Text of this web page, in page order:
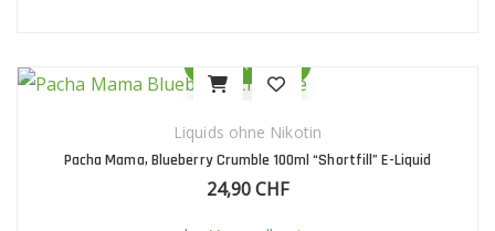
Quick View
Liquids ohne Nikotin
Pacha Mama, Blueberry Crumble 100ml “Shortfill” E-Liquid
24,90CHF